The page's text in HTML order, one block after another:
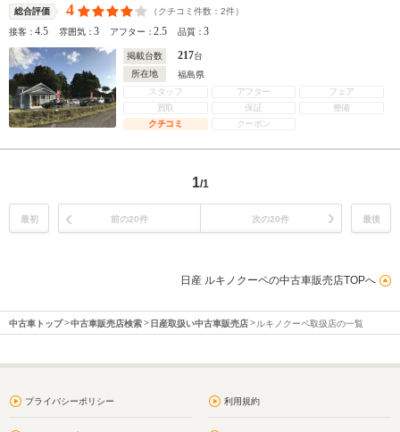
総合評価 4 （クチコミ件数： 2件）
接客：4.5 雰囲気：3 アフター：2.5 品質：3
掲載台数 217台
所在地
福島県
スタッフ
アフター
フェア
買取
保証
整備
クチコミ
クーポン
1/1
最初 前の20件 次の20件 最後
日産 ルキノクーペの中古車販売店TOPへ
中古車トップ 中古車販売店検索 日産取扱い中古車販売店 ルキノクーペ取扱店の一覧
プライバシーポリシー 利用規約